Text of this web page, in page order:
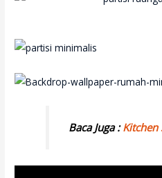
Baca Juga :